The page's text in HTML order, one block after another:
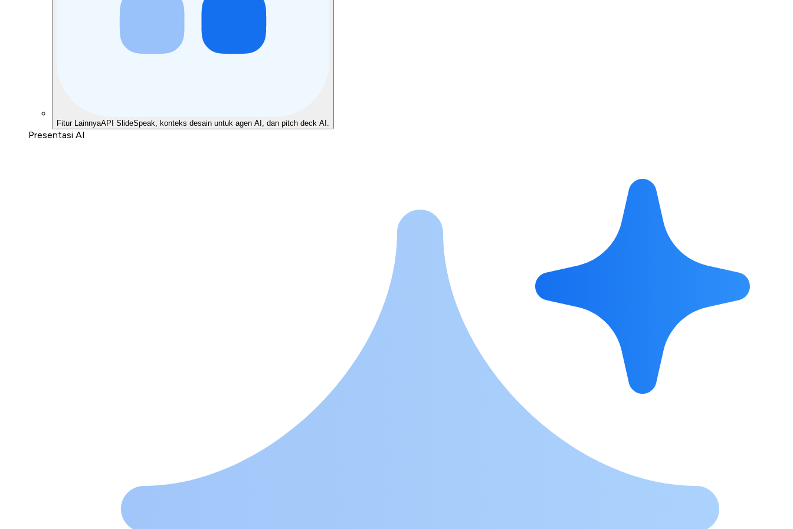
Fitur LainnyaAPI SlideSpeak, konteks desain untuk agen AI, dan pitch deck AI.
Presentasi AI